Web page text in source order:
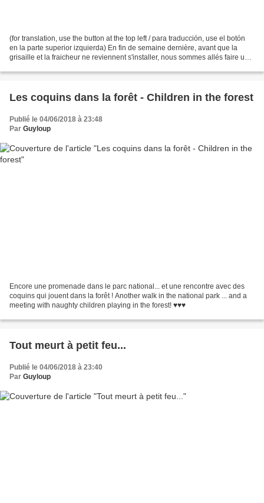
(for translation, use the button at the top left / para traducción, use el botón
en la parte superior izquierda) En fin de semaine dernière, avant que la
grisaille et la fraicheur ne reviennent s'installer, nous sommes allés faire une
Les coquins dans la forêt - Children in the forest
Publié le 04/06/2018 à 23:48
Par Guyloup
Encore une promenade dans le parc national... et une rencontre avec des
coquins qui jouent dans la forêt ! Another walk in the national park ... and a
meeting with naughty children playing in the forest! ♥♥♥
Tout meurt à petit feu...
Publié le 04/06/2018 à 23:40
Par Guyloup